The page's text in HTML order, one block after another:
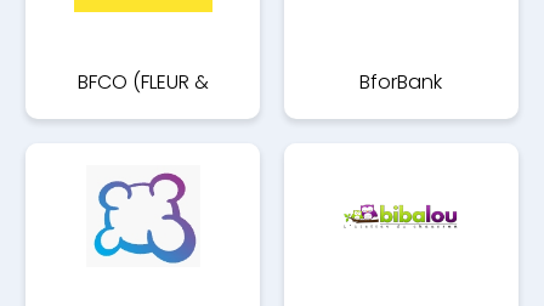
BFCO (FLEUR & BforBank